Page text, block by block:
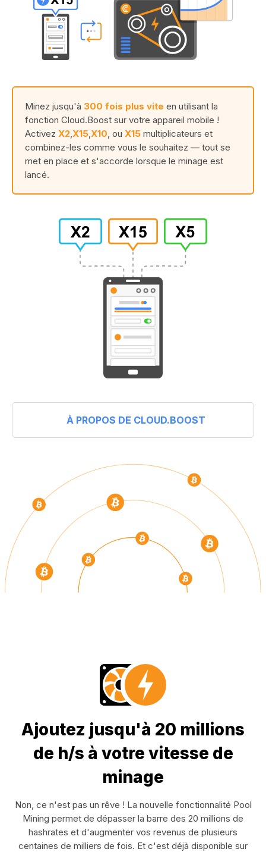
Minez jusqu'à 300 fois plus vite en utilisant la
fonction Cloud.Boost sur votre appareil mobile !
Activez X2 X15 X10 , ou X15 multiplicateurs et
combinez-les comme vous le souhaitez — tout se
met en place et s'accorde lorsque le minage est
lancé.
À PROPOS DE CLOUD.BOOST
Ajoutez jusqu'à 20 millions
de h/s à votre vitesse de
minage
Non, ce n'est pas un rêve ! La nouvelle fonctionnalité Pool
Mining permet de dépasser la barre des 20 millions de
hashrates et d'augmenter vos revenus de plusieurs
centaines de milliers de fois. Et c'est déjà disponible sur